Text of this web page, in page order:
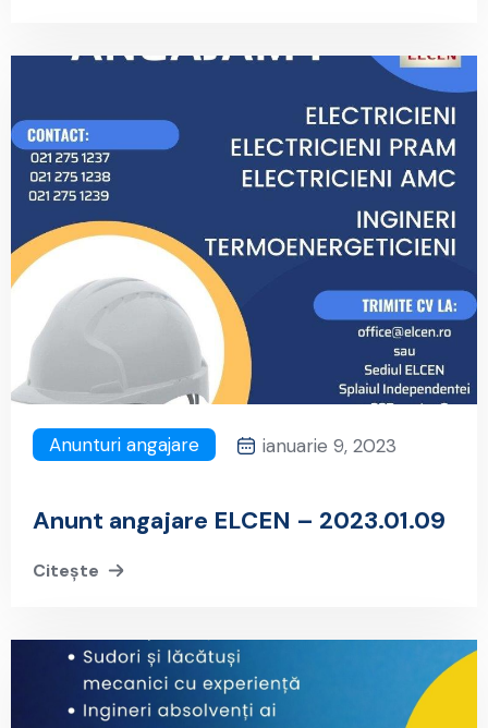
Anunturi angajare ianuarie 9, 2023
Anunt angajare ELCEN – 2023.01.09
Citește